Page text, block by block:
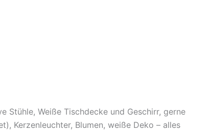
Stühle, Weiße Tischdecke und Geschirr, gerne
Kerzenleuchter, Blumen, weiße Deko – alles